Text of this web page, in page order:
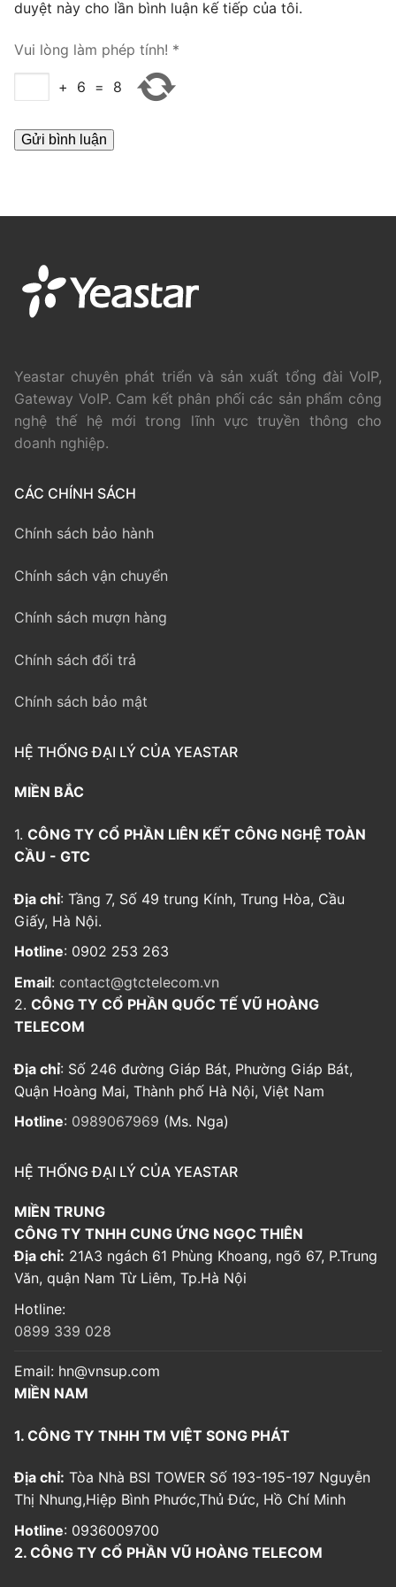
PRI VoIP Gateway TE100
PRI VoIP Gateway TE200
BRI VoIP Gateway
LIÊN HỆ
HƯỚNG DẪN
duyệt này cho lần bình luận kế tiếp của tôi.
Vui lòng làm phép tính! *
+ 6 = 8
Yeastar chuyên phát triển và sản xuất tổng đài VoIP,
Gateway VoIP. Cam kết phân phối các sản phẩm công
nghệ thế hệ mới trong lĩnh vực truyền thông cho
doanh nghiệp.
CÁC CHÍNH SÁCH
Chính sách bảo hành
Chính sách vận chuyển
Chính sách mượn hàng
Chính sách đổi trả
Chính sách bảo mật
HỆ THỐNG ĐẠI LÝ CỦA YEASTAR
MIỀN BẮC
1. CÔNG TY CỔ PHẦN LIÊN KẾT CÔNG NGHỆ TOÀN
CẦU - GTC
Địa chỉ: Tầng 7, Số 49 trung Kính, Trung Hòa, Cầu
Giấy, Hà Nội.
Hotline: 0902 253 263
Email: contact@gtctelecom.vn
2. CÔNG TY CỔ PHẦN QUỐC TẾ VŨ HOÀNG
TELECOM
Địa chỉ: Số 246 đường Giáp Bát, Phường Giáp Bát,
Quận Hoàng Mai, Thành phố Hà Nội, Việt Nam
Hotline: 0989067969 (Ms. Nga)
HỆ THỐNG ĐẠI LÝ CỦA YEASTAR
MIỀN TRUNG
CÔNG TY TNHH CUNG ỨNG NGỌC THIÊN
Địa chỉ: 21A3 ngách 61 Phùng Khoang, ngõ 67, P.Trung
Văn, quận Nam Từ Liêm, Tp.Hà Nội
Hotline:
0899 339 028
Email: hn@vnsup.com
MIỀN NAM
1. CÔNG TY TNHH TM VIỆT SONG PHÁT
Địa chỉ: Tòa Nhà BSI TOWER Số 193-195-197 Nguyễn
Thị Nhung,Hiệp Bình Phước,Thủ Đức, Hồ Chí Minh
Hotline: 0936009700
2. CÔNG TY CỔ PHẦN VŨ HOÀNG TELECOM